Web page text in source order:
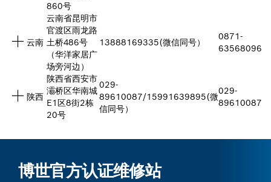
860号
云南
云南省昆明市
官渡区雨龙路
土桥486号
（华洋家居广
场旁河边）
13888169335(微信同号）
0871-
63568096
陕西
陕西省西安市
灞桥区华南城
E1区8街2栋
20号
029-
89610087/15991639895(微
信同号）
029-
89610087
博世官方认证维修站